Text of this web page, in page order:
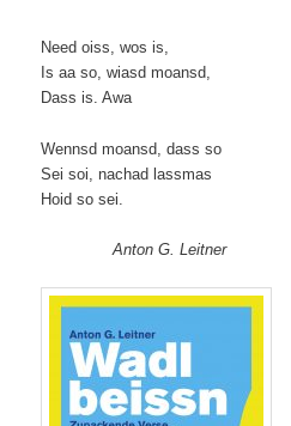
Need oiss, wos is,
Is aa so, wiasd moansd,
Dass is. Awa
Wennsd moansd, dass so
Sei soi, nachad lassmas
Hoid so sei.
Anton G. Leitner